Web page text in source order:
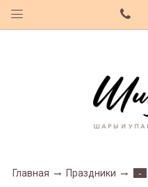
Главная Праздники -